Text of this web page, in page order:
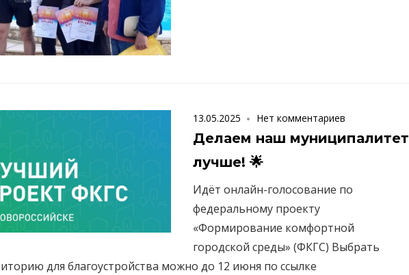
13.05.2025 Нет комментариев
Делаем наш муниципалитет
лучше! 🌟
Идёт онлайн-голосование по
федеральному проекту
«Формирование комфортной
городской среды» (ФКГС) Выбрать
для благоустройства можно до 12 июня по ссылке